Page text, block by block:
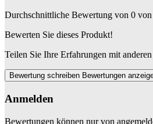
Durchschnittliche Bewertung von 0 von
Bewerten Sie dieses Produkt!
Teilen Sie Ihre Erfahrungen mit
Bewertung schreiben Bewertungen
Anmelden
Bewertungen können nur von